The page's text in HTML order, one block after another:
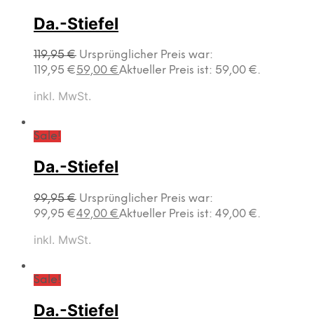
Da.-Stiefel
119,95€ Ursprünglicher Preis war:
119,95 €59,00 €Aktueller Preis ist: 59,00 €.
inkl. MwSt.
Sale!
Da.-Stiefel
99,95€ Ursprünglicher Preis war:
99,95 €49,00 €Aktueller Preis ist: 49,00 €.
inkl. MwSt.
Sale!
Da.-Stiefel